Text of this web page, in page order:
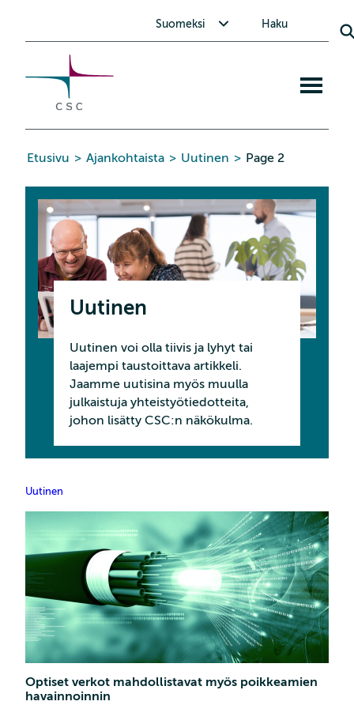
Suomeksi Haku
Etusivu > Ajankohtaista > Uutinen > Page 2
Uutinen
Uutinen voi olla tiivis ja lyhyt tai
laajempi taustoittava artikkeli.
Jaamme uutisina myös muulla
julkaistuja yhteistyötiedotteita,
johon lisätty CSC:n näkökulma.
Uutinen
Optiset verkot mahdollistavat myös poikkeamien
havainnoinnin